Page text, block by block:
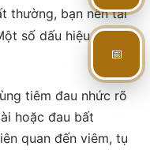
thường, bạn nên tái
số dấu hiệu cần lưu
tiêm đau nhức rõ
hoặc đau bất
quan đến viêm, tụ
📅